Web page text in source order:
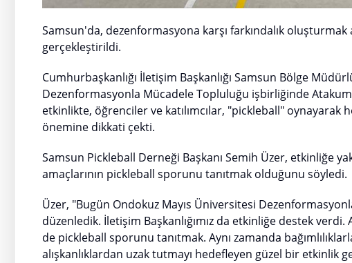
Samsun'da, dezenformasyona karşı farkındalık
gerçekleştirildi.
Cumhurbaşkanlığı İletişim Başkanlığı Samsun Bölge
Dezenformasyonla Mücadele Topluluğu işbirliğinde
etkinlikte, öğrenciler ve katılımcılar, "pickleball"
önemine dikkati çekti.
Samsun Pickleball Derneği Başkanı Semih Üzer, etkinliğe
amaçlarının pickleball sporunu tanıtmak olduğunu söyledi.
Üzer, "Bugün Ondokuz Mayıs Üniversitesi
düzenledik. İletişim Başkanlığımız da etkinliğe destek
de pickleball sporunu tanıtmak. Aynı zamanda
alışkanlıklardan uzak tutmayı hedefleyen güzel bir etkinlik